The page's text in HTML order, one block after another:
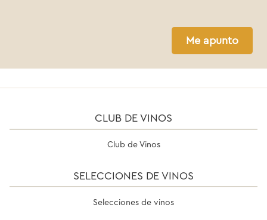
Me apunto
CLUB DE VINOS
Club de Vinos
SELECCIONES DE VINOS
Selecciones de vinos